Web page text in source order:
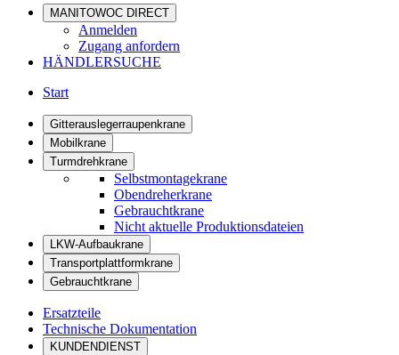
MANITOWOC DIRECT
Anmelden
Zugang anfordern
HÄNDLERSUCHE
Start
Gitterauslegerraupenkrane
Mobilkrane
Turmdrehkrane
Selbstmontagekrane
Obendreherkrane
Gebrauchtkrane
Nicht aktuelle Produktionsdateien
LKW-Aufbaukrane
Transportplattformkrane
Gebrauchtkrane
Ersatzteile
Technische Dokumentation
KUNDENDIENST